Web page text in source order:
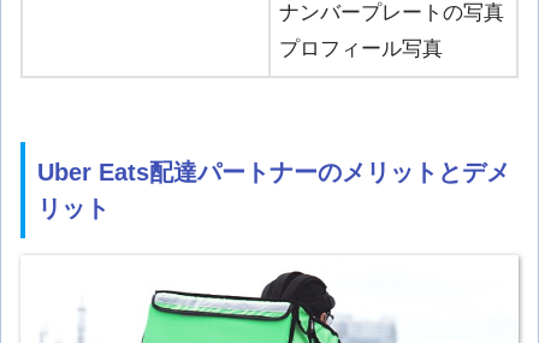
ナンバープレートの写真
プロフィール写真
Uber Eats配達パートナーのメリットとデメ
リット